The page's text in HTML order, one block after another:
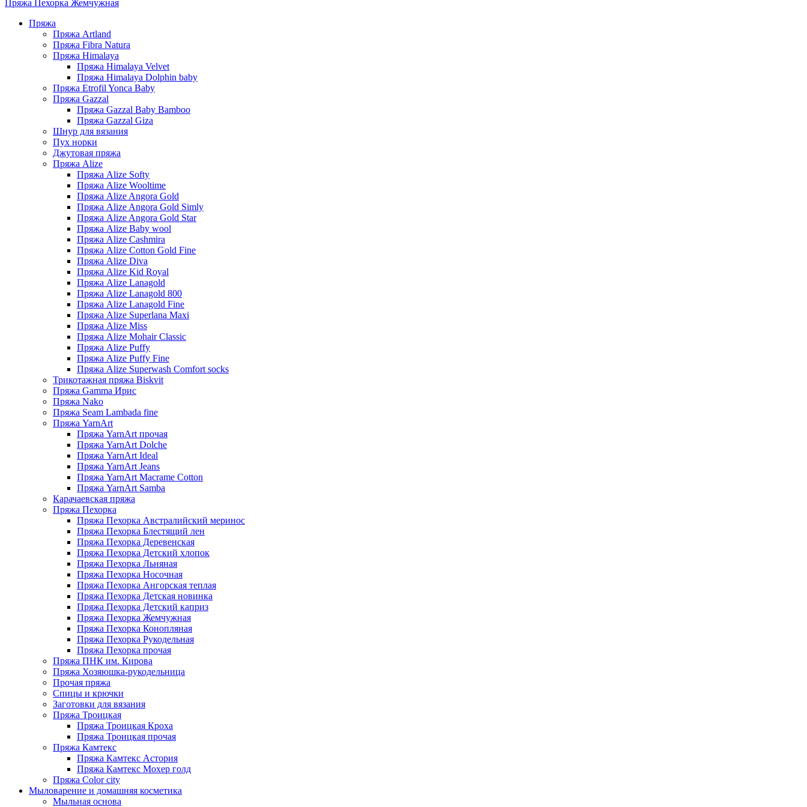
Пряжа Пехорка Жемчужная
Пряжа
Пряжа Artland
Пряжа Fibra Natura
Пряжа Himalaya
Пряжа Himalaya Velvet
Пряжа Himalaya Dolphin baby
Пряжа Etrofil Yonca Baby
Пряжа Gazzal
Пряжа Gazzal Baby Bamboo
Пряжа Gazzal Giza
Шнур для вязания
Пух норки
Джутовая пряжа
Пряжа Alize
Пряжа Alize Softy
Пряжа Alize Wooltime
Пряжа Alize Angora Gold
Пряжа Alize Angora Gold Simly
Пряжа Alize Angora Gold Star
Пряжа Alize Baby wool
Пряжа Alize Cashmira
Пряжа Alize Cotton Gold Fine
Пряжа Alize Diva
Пряжа Alize Kid Royal
Пряжа Alize Lanagold
Пряжа Alize Lanagold 800
Пряжа Alize Lanagold Fine
Пряжа Alize Superlana Maxi
Пряжа Alize Miss
Пряжа Alize Mohair Classic
Пряжа Alize Puffy
Пряжа Alize Puffy Fine
Пряжа Alize Superwash Comfort socks
Трикотажная пряжа Biskvit
Пряжа Gamma Ирис
Пряжа Nako
Пряжа Seam Lambada fine
Пряжа YarnArt
Пряжа YarnArt прочая
Пряжа YarnArt Dolche
Пряжа YarnArt Ideal
Пряжа YarnArt Jeans
Пряжа YarnArt Macrame Cotton
Пряжа YarnArt Samba
Карачаевская пряжа
Пряжа Пехорка
Пряжа Пехорка Австралийский меринос
Пряжа Пехорка Блестящий лен
Пряжа Пехорка Деревенская
Пряжа Пехорка Детский хлопок
Пряжа Пехорка Льняная
Пряжа Пехорка Носочная
Пряжа Пехорка Ангорская теплая
Пряжа Пехорка Детская новинка
Пряжа Пехорка Детский каприз
Пряжа Пехорка Жемчужная
Пряжа Пехорка Конопляная
Пряжа Пехорка Рукодельная
Пряжа Пехорка прочая
Пряжа ПНК им. Кирова
Пряжа Хозяюшка-рукодельница
Прочая пряжа
Спицы и крючки
Заготовки для вязания
Пряжа Троицкая
Пряжа Троицкая Кроха
Пряжа Троицкая прочая
Пряжа Камтекс
Пряжа Камтекс Астория
Пряжа Камтекс Мохер голд
Пряжа Color city
Мыловарение и домашняя косметика
Мыльная основа